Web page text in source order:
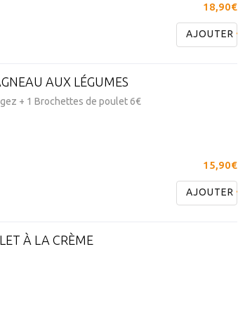
18,90€
AJOUTER
AUX LÉGUMES
+ 1 Brochettes de poulet 6€
15,90€
AJOUTER
À LA CRÈME